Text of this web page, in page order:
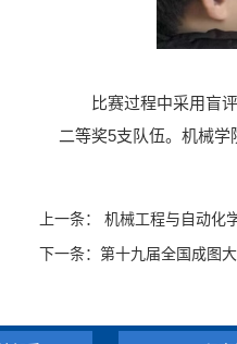
比赛过程中采用盲
二等奖5支队伍。机械
上一条： 机械工程与自动化
下一条： 第十九届全国成图